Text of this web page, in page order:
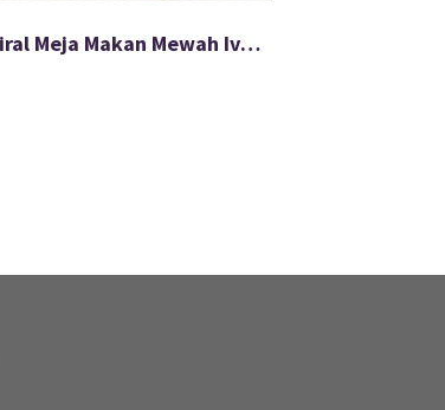
Viral Meja Makan Mewah Ivoretta Untuk Villa FS-917